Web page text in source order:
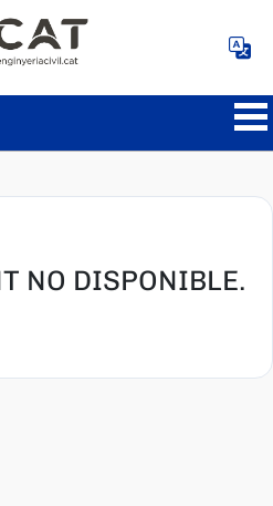
NO DISPONIBLE.